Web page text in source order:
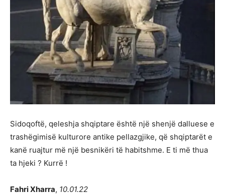
Sidoqoftë, qeleshja shqiptare është një shenjë dalluese e
trashëgimisë kulturore antike pellazgjike, që shqiptarët e
kanë ruajtur më një besnikëri të habitshme. E ti më thua
ta hjeki ? Kurrë !
Fahri Xharra, 10.01.22